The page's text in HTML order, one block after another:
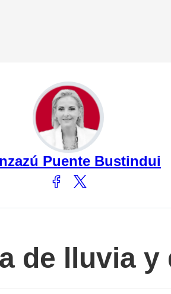
Puente Bustindui
de lluvia